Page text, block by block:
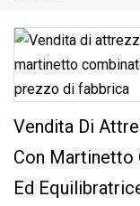
Vendita Di
Con Martinetto
Ed